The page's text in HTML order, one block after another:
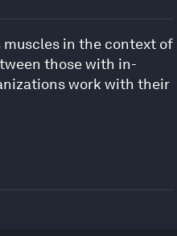
in the context of
those with in-
work with their